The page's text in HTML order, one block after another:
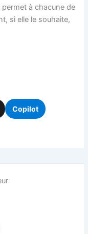
à chacune de
si elle le souhaite,
Copilot